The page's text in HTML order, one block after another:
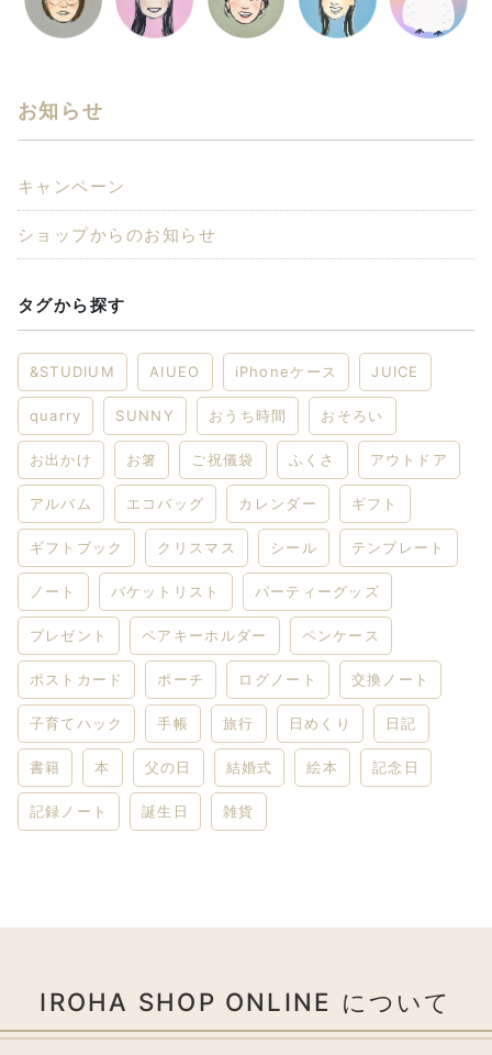
お知らせ
キャンペーン
ショップからのお知らせ
タグから探す
&STUDIUM AIUEO iPhoneケース JUICE
quarry SUNNY おうち時間 おそろい
お出かけ お箸 ご祝儀袋 ふくさ アウトドア
アルバム エコバッグ カレンダー ギフト
ギフトブック クリスマス シール テンプレート
ノート バケットリスト パーティーグッズ
プレゼント ペアキーホルダー ペンケース
ポストカード ポーチ ログノート 交換ノート
子育てハック 手帳 旅行 日めくり 日記
書籍 本 父の日 結婚式 絵本 記念日
記録ノート 誕生日 雑貨
IROHA SHOP ONLINE について